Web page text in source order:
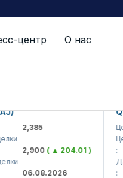
центр О нас
2,385
2,900( ▲ 204.01 )
06.08.2026
Цена
Цена
Дата